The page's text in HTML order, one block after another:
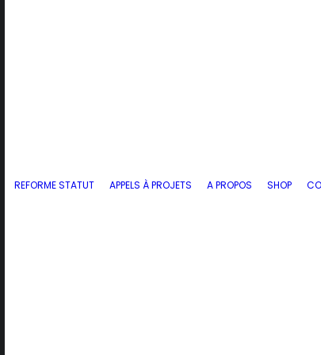
REFORME STATUT APPELS À PROJETS A PROPOS SHOP